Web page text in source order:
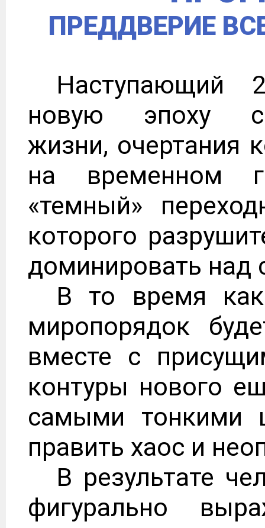
ПРЕДДВЕРИЕ
Наступающий
новую эпоху
жизни, очертания
на временном
«темный»
которого
доминировать над
В то время
миропорядок
вместе с
контуры нового
самыми тонкими
править хаос и
В результате
фигурально